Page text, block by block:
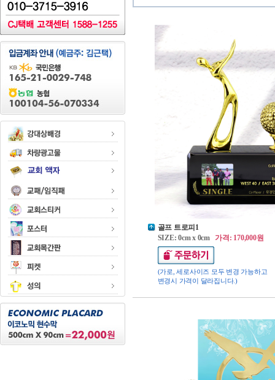
골프 트로피1
SIZE: 0cm x 0cm가격: 170,000원
(가로, 세로사이즈 모두 변경 가능하고
변경시 가격이 달라집니다.)